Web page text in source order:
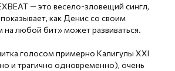
— это весело-зловещий сингл,
как Денис со своим
любой бит» может развиваться.
голосом примерно Калигулы XXI
и трагично одновременно), очень